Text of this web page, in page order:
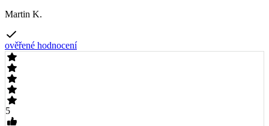
Martin K.
ověřené hodnocení
5